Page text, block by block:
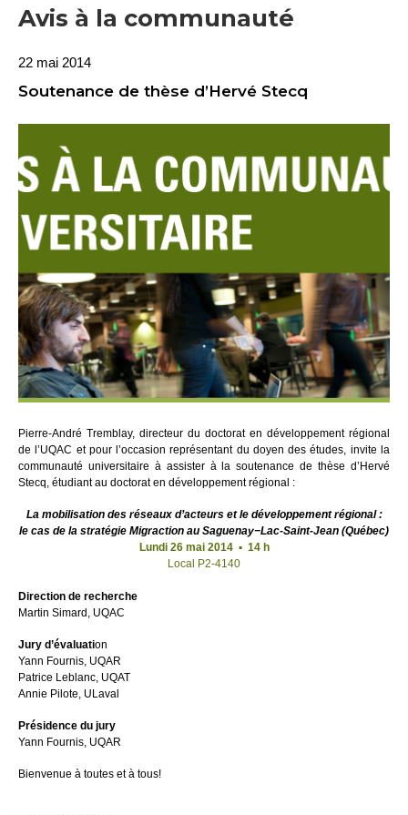
Avis à la communauté
22 mai 2014
Soutenance de thèse d’Hervé Stecq
Pierre-André Tremblay, directeur du doctorat en développement régional
de l’UQAC et pour l’occasion représentant du doyen des études, invite la
communauté universitaire à assister à la soutenance de thèse d’Hervé
Stecq, étudiant au doctorat en développement régional :
La mobilisation des réseaux d’acteurs et le développement régional :
le cas de la stratégie Migraction au Saguenay−Lac-Saint-Jean (Québec)
Lundi 26 mai 2014 ▪ 14 h
Local P2-4140
Direction de recherche
Martin Simard, UQAC
Jury d’évaluation
Yann Fournis, UQAR
Patrice Leblanc, UQAT
Annie Pilote, ULaval
Présidence du jury
Yann Fournis, UQAR
Bienvenue à toutes et à tous!